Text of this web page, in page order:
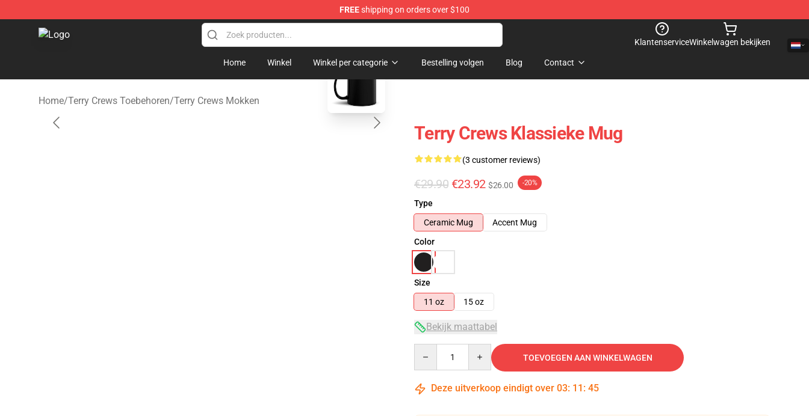
FREEshipping on orders over $100
Terry Crews Shop - Official Terry Crews Merchandise Store
KlantenserviceWinkelwagen bekijken
Home Winkel Winkel per categorie Bestelling volgen Blog Contact
Home/Terry Crews Toebehoren/Terry Crews Mokken
blank template
Terry Crews Klassieke Mug
(3 customer reviews)
€29.90 €23.92 $26.00 -20%
Type
Ceramic Mug
Accent Mug
Color
Size
11 oz
15 oz
Bekijk maattabel
TOEVOEGEN AAN WINKELWAGEN
Deze uitverkoop eindigt over 03: 11 : 45